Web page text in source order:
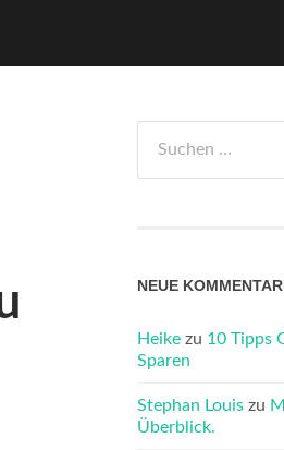
nach:
NEUE
Heike zu 10 Tipps
Sparen
Stephan Louis zu
Überblick.